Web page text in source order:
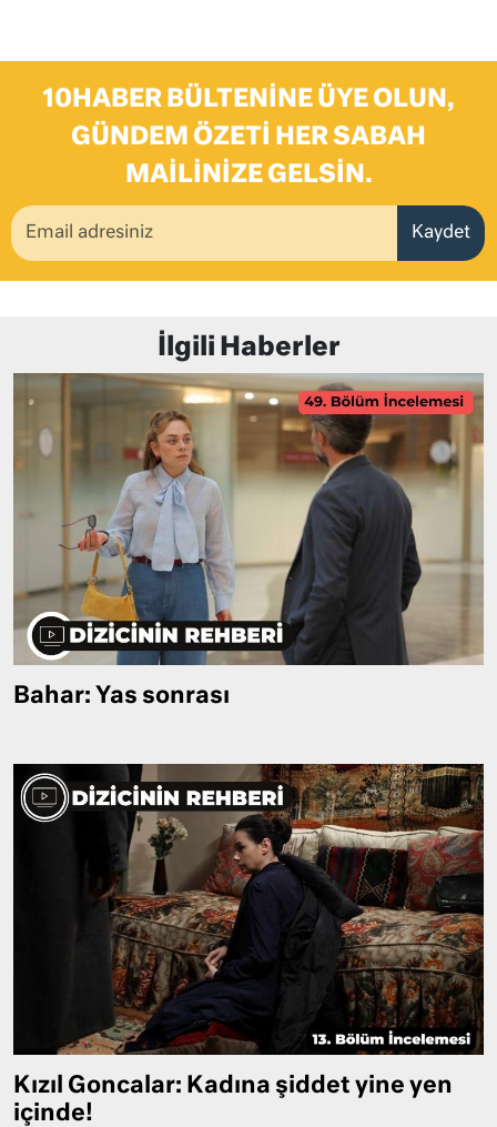
10HABER BÜLTENINE ÜYE OLUN,
GÜNDEM ÖZETI HER SABAH
MAILINIZE GELSIN.
Kaydet
İlgili Haberler
Bahar: Yas sonrası
Kızıl Goncalar: Kadına şiddet yine yen
içinde!